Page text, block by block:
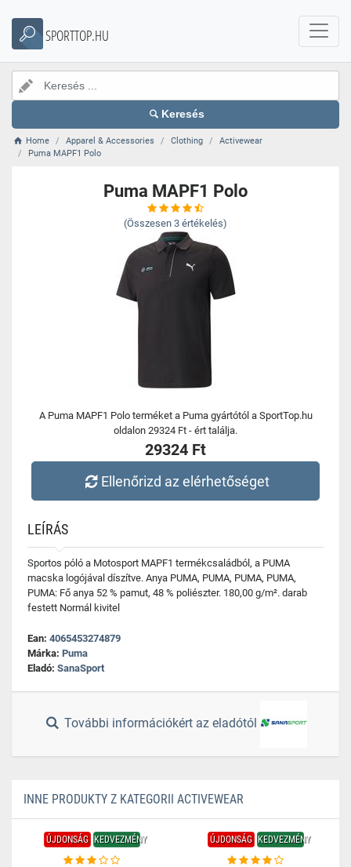
SPORTTOP.HU
Keresés
Home Apparel & Accessories Clothing
Activewear
Puma MAPF1 Polo
Puma MAPF1 Polo
(Összesen 3 értékelés)
A Puma MAPF1 Polo terméket a Puma gyártótól a SportTop.hu
oldalon 29324 Ft - ért találja.
29324 Ft
Ellenőrizd az elérhetőséget
LEÍRÁS
Sportos póló a Motosport MAPF1 termékcsaládból, a PUMA
macska logójával díszítve. Anya PUMA, PUMA, PUMA, PUMA,
PUMA: Fő anya 52 % pamut, 48 % poliészter. 180,00 g/m². darab
festett Normál kivitel
Ean: 4065453274879
Márka: Puma
Eladó: SanaSport
További információkért az eladótól
INNE PRODUKTY Z KATEGORII ACTIVEWEAR
ÚJDONSÁG KEDVEZMÉNY ÚJDONSÁG KEDVEZMÉNY